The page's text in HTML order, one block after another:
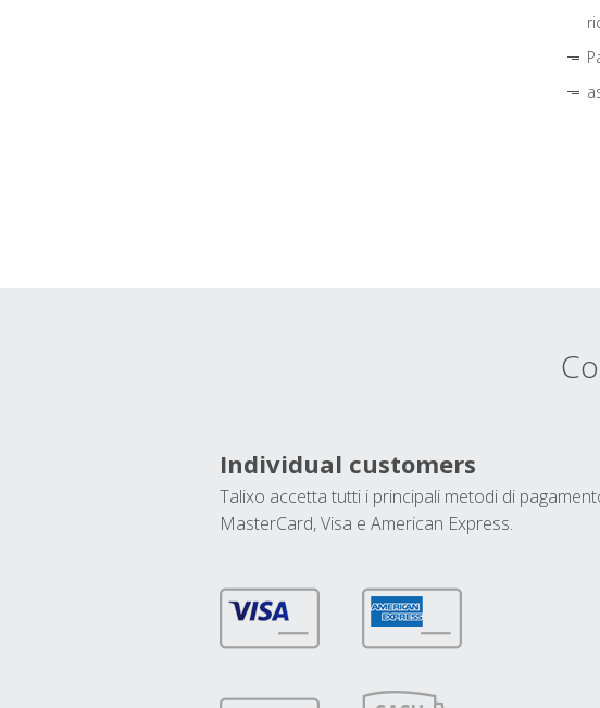
Individual customers
Talixo accetta tutti i principali metodi di
MasterCard, Visa e American Express.